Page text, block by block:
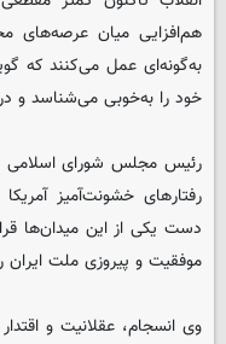
هم‌افزایی میان عرصه‌های
به‌گونه‌ای عمل می‌کنند که
خود را به‌خوبی می‌شناسد و
رئیس مجلس شورای اسلامی
رفتارهای خشونت‌آمیز
دست یکی از این میدان‌ها
موفقیت و پیروزی ملت ایران
وی انسجام، عقلانیت و